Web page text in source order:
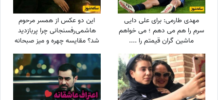
مهدی طارمی: برای علی دایی
سرم را هم می دهم ؛ می خواهم
ماشین گران قیمتم را ....
این دو عکس از همسر مرحوم
هاشمی‌رفسنجانی چرا پربازدید
شد؟ مقایسه چهره و میز صبحانه